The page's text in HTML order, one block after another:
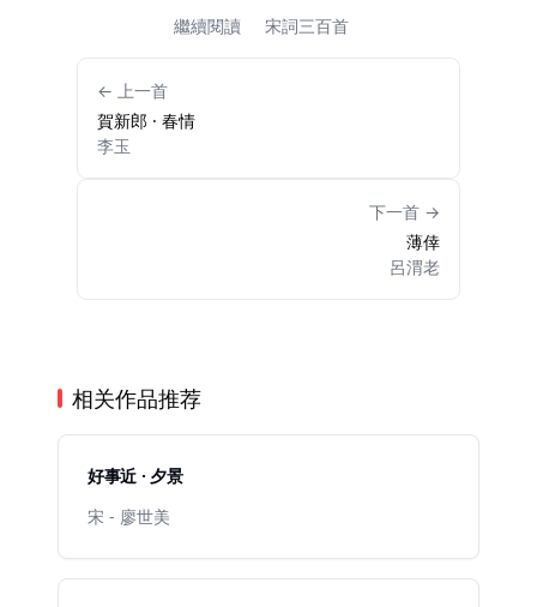
繼續閱讀 宋詞三百首
← 上一首
賀新郎 · 春情
李玉
下一首 →
薄倖
呂渭老
相关作品推荐
好事近 · 夕景
宋 - 廖世美